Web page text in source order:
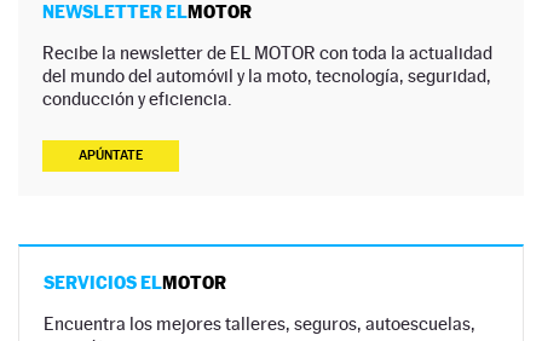
NEWSLETTER ELMOTOR
Recibe la newsletter de EL MOTOR con toda la actualidad
del mundo del automóvil y la moto, tecnología, seguridad,
conducción y eficiencia.
APÚNTATE
SERVICIOS ELMOTOR
Encuentra los mejores talleres, seguros, autoescuelas,